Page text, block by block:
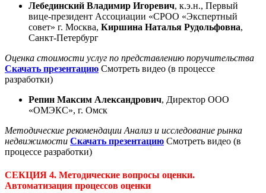
Лебединский Владимир Игоревич, к.э.н., Первый
вице-президент Ассоциации «СРОО «Экспертный
совет» г. Москва, Киршина Наталья Рудольфовна,
Санкт-Петербург
Оценка стоимости услуг по представлению поручительства
Скачать презентацию Смотреть видео (в процессе
разработки)
Репин Максим Александрович, Директор ООО
«ОМЭКС», г. Омск
Методические рекомендации Анализ и исследование рынка
недвижимости Скачать презентацию Смотреть видео (в
процессе разработки)
СЕКЦИЯ 4. Методические вопросы оценки.
Автоматизация процессов оценки